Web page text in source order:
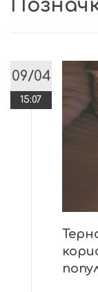
09/04
15:07